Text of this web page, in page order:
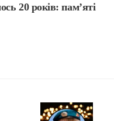
20 років: пам’яті